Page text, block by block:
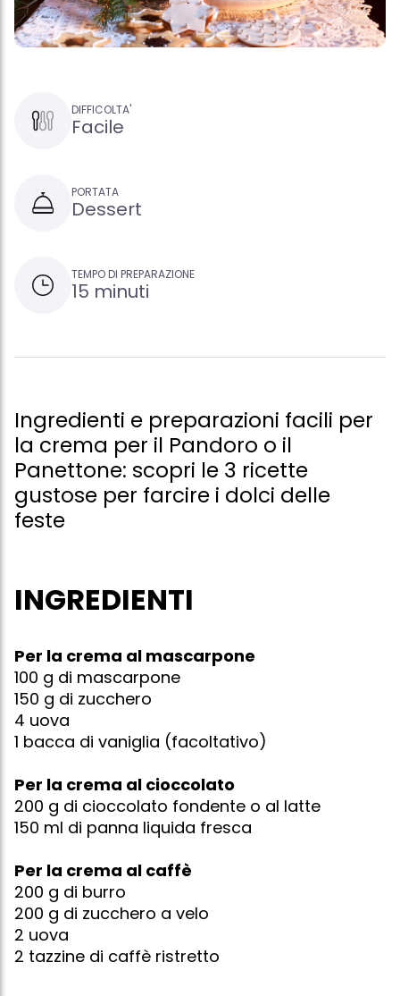
DIFFICOLTA'
Facile
PORTATA
Dessert
TEMPO DI PREPARAZIONE
15 minuti
Ingredienti e preparazioni facili per
la crema per il Pandoro o il
Panettone: scopri le 3 ricette
gustose per farcire i dolci delle
feste
INGREDIENTI
Per la crema al mascarpone
100 g di mascarpone
150 g di zucchero
4 uova
1 bacca di vaniglia (facoltativo)
Per la crema al cioccolato
200 g di cioccolato fondente o al latte
150 ml di panna liquida fresca
Per la crema al caffè
200 g di burro
200 g di zucchero a velo
2 uova
2 tazzine di caffè ristretto